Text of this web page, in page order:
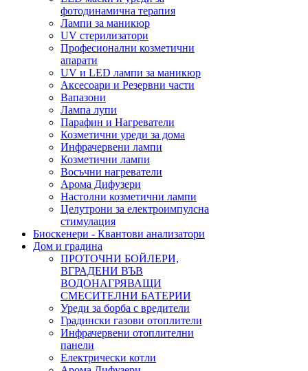
фотодинамична терапия
Лампи за маникюр
UV стерилизатори
Професионални козметични
апарати
UV и LED лампи за маникюр
Аксесоари и Резервни части
Вапазони
Лампа лупи
Парафин и Нагреватели
Козметични уреди за дома
Инфрачервени лампи
Козметични лампи
Восъчни нагреватели
Арома Дифузери
Настолни козметични лампи
Целутрони за електроимпулсна
стимулация
Биоскенери - Квантови анализатори
Дом и градина
ПРОТОЧНИ БОЙЛЕРИ,
ВГРАДЕНИ ВЪВ
ВОДОНАГРЯВАЩИ
СМЕСИТЕЛНИ БАТЕРИИ
Уреди за борба с вредители
Градински газови отоплители
Инфрачервени отоплителни
панели
Електрически котли